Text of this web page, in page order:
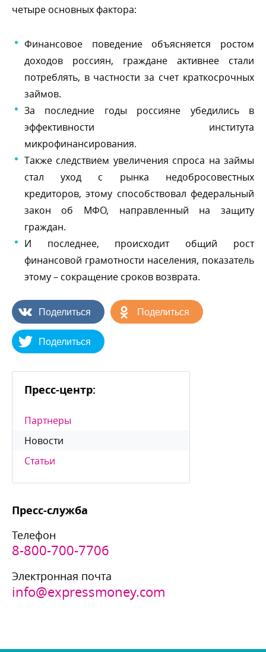
четыре основных фактора:
Финансовое поведение объясняется ростом
доходов россиян, граждане активнее стали
потреблять, в частности за счет краткосрочных
займов.
За последние годы россияне убедились
эффективности института
микрофинансирования.
Также следствием увеличения спроса на займы
стал уход с рынка недобросовестных
кредиторов, этому способствовал федеральный
закон об МФО, направленный на защиту
раждан.
И последнее, происходит общий рост
финансовой грамотности населения, показатель
этому – сокращение сроков возврата.
Поделиться Поделиться
Поделиться
Пресс-центр:
Партнеры
Новости
Статьи
Пресс-служба
Телефон
8-800-700-7706
Электронная почта
info@expressmoney.com